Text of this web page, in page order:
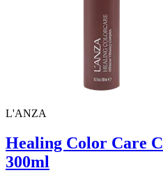
L'ANZA
Healing Color Care
300ml